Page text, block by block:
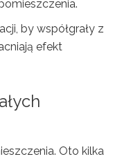
by współgrały z
efekt
Oto kilka